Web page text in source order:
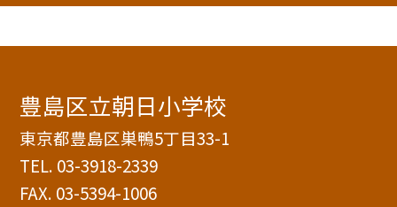
豊島区立朝日小学校
東京都豊島区巣鴨5丁目33-1
TEL. 03-3918-2339
FAX. 03-5394-1006